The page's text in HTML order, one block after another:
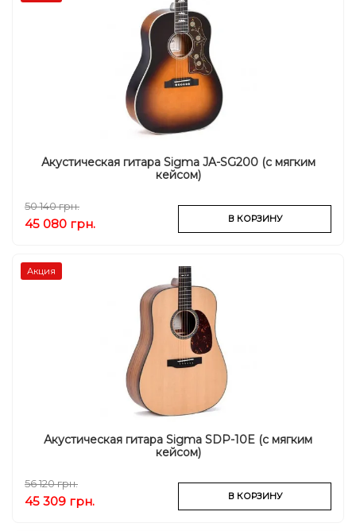
Акустическая гитара Sigma JA-SG200 (с мягким
кейсом)
50 140 грн.
45 080 грн. В КОРЗИНУ
Акция
Акустическая гитара Sigma SDP-10E (с мягким
кейсом)
56 120 грн.
45 309 грн. В КОРЗИНУ